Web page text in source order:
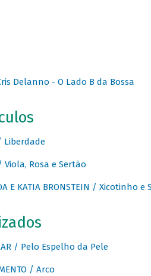
Delanno - O Lado B da Bossa
Liberdade
/ Viola, Rosa e Sertão
E KATIA BRONSTEIN / Xicotinho
/ Pelo Espelho da Pele
/ Arco